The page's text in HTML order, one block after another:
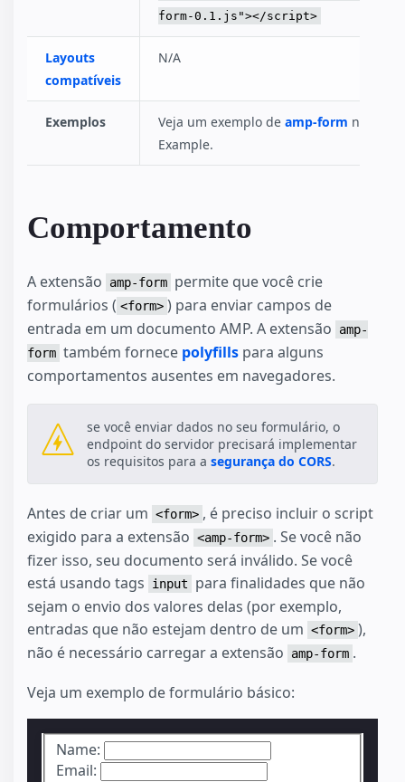
form-0.1.js"></script>
Layouts
compatíveis
N/A
Exemplos Veja um exemplo de amp-form no site
Example.
Comportamento
A extensão amp-form permite que você crie
formulários ( <form> ) para enviar campos de
entrada em um documento AMP. A extensão
amp-
form também fornece polyfills para alguns
comportamentos ausentes em navegadores.
se você enviar dados no seu formulário, o
endpoint do servidor precisará implementar
os requisitos para a segurança do CORS.
Antes de criar um <form> , é preciso incluir o script
exigido para a extensão <amp-form> . Se você não
fizer isso, seu documento será inválido. Se você
está usando tags
input
para finalidades que não
sejam o envio dos valores delas (por exemplo,
entradas que não estejam dentro de um <form> ),
não é necessário carregar a extensão
amp-form .
Veja um exemplo de formulário básico:
Name:
Email: